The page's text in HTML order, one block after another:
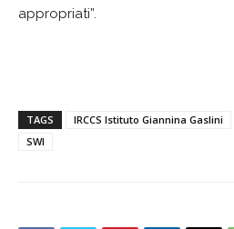
appropriati”.
TAGS IRCCS Istituto Giannina Gaslini
SWI